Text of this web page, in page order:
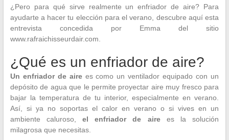
¿Pero para qué sirve realmente un enfriador de aire? Para
ayudarte a hacer tu elección para el verano, descubre aquí esta
entrevista concedida por Emma del sitio
www.rafraichisseurdair.com.
¿Qué es un enfriador de aire?
Un enfriador de airees como un ventilador equipado con un
depósito de agua que le permite proyectar aire muy fresco para
bajar la temperatura de tu interior, especialmente en verano.
Así, si ya no soportas el calor en verano o si vives en un
ambiente caluroso,el enfriador de airees la solución
milagrosa que necesitas.